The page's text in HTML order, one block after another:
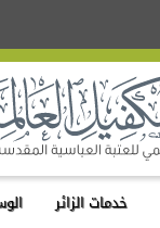
خدمات الزائر